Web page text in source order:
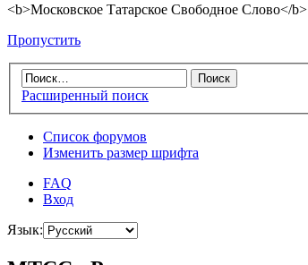
<b>Московское Татарское Свободное Слово</b>
Пропустить
Расширенный поиск
Список форумов
Изменить размер шрифта
FAQ
Вход
Язык: